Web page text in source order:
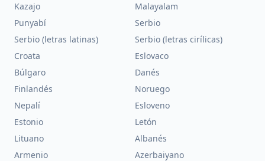
Kazajo
Malayalam
Punyabí
Serbio
Serbio (letras latinas)
Serbio (letras cirílicas)
Croata
Eslovaco
Búlgaro
Danés
Finlandés
Noruego
Nepalí
Esloveno
Estonio
Letón
Lituano
Albanés
Armenio
Azerbaiyano